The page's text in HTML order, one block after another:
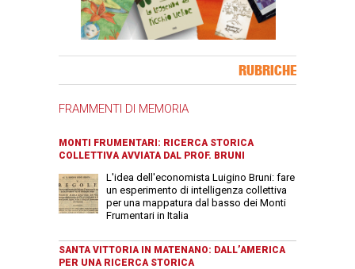
RUBRICHE
FRAMMENTI DI MEMORIA
MONTI FRUMENTARI: RICERCA STORICA
COLLETTIVA AVVIATA DAL PROF. BRUNI
L'idea dell'economista Luigino Bruni: fare
un esperimento di intelligenza collettiva
per una mappatura dal basso dei Monti
Frumentari in Italia
SANTA VITTORIA IN MATENANO: DALL’AMERICA
PER UNA RICERCA STORICA